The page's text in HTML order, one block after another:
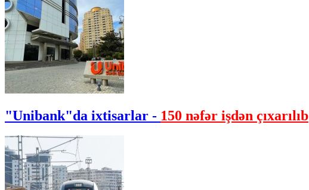
"Unibank"da ixtisarlar - 150 nəfər işdən çıxarılıb